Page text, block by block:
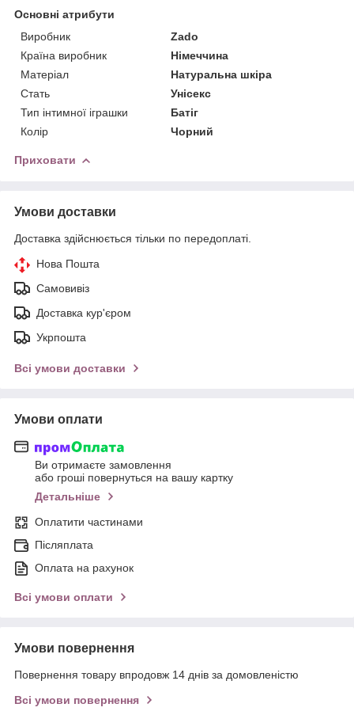
Основні атрибути
Виробник
Zado
Країна виробник
Німеччина
Матеріал
Натуральна шкіра
Стать
Унісекс
Тип інтимної іграшки
Батіг
Колір
Чорний
Приховати
Умови доставки
Доставка здійснюється тільки по передоплаті.
Нова Пошта
Самовивіз
Доставка кур'єром
Укрпошта
Всі умови доставки
Умови оплати
Ви отримаєте замовлення
або гроші повернуться на вашу картку
Детальніше
Оплатити частинами
Післяплата
Оплата на рахунок
Всі умови оплати
Умови повернення
Повернення товару впродовж 14 днів за домовленістю
Всі умови повернення